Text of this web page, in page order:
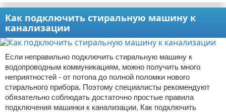
Как подключить стиральную машину к
канализации
Если неправильно подключить стиральную машину к
водопроводным коммуникациям, можно получить много
неприятностей - от потопа до полной поломки нового
стирального прибора. Поэтому специалисты рекомендуют
обязательно соблюдать достаточно простые правила
подключения машинки к канализации. Как подключить